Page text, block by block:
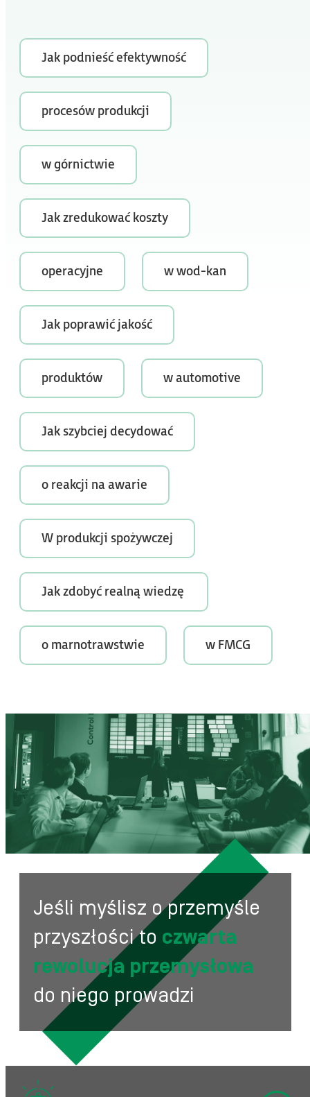
Jak podnieść efektywność
procesów produkcji
w górnictwie
Jak zredukować koszty
operacyjne w wod-kan
Jak poprawić jakość
produktów w automotive
Jak szybciej decydować
o reakcji na awarie
W produkcji spożywczej
Jak zdobyć realną wiedzę
o marnotrawstwie w FMCG
Jeśli myślisz o przemyśle
przyszłości to czwarta
rewolucja przemysłowa
do niego prowadzi